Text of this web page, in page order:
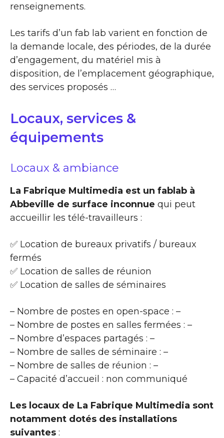
renseignements.
Les tarifs d’un fab lab varient en fonction de
la demande locale, des périodes, de la durée
d’engagement, du matériel mis à
disposition, de l’emplacement géographique,
des services proposés …
Locaux, services &
équipements
Locaux & ambiance
La Fabrique Multimedia est un fablab à
Abbeville de surface inconnue qui peut
accueillir les télé-travailleurs :
✅ Location de bureaux privatifs / bureaux
fermés
✅ Location de salles de réunion
✅ Location de salles de séminaires
– Nombre de postes en open-space : –
– Nombre de postes en salles fermées : –
– Nombre d’espaces partagés : –
– Nombre de salles de séminaire : –
– Nombre de salles de réunion : –
– Capacité d’accueil : non communiqué
Les locaux de La Fabrique Multimedia sont
notamment dotés des installations
suivantes :